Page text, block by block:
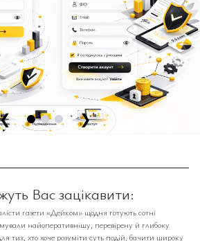
❯
Вас зацікавити:
газети «Дейком» щодня готують сотні
найоперативнішу, перевірену й глибоку
тих, хто хоче розуміти суть подій, бачити широку